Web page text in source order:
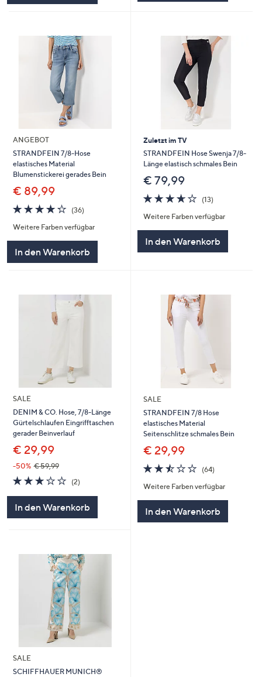
ANGEBOT
STRANDFEIN 7/8-Hose
elastisches Material
Blumenstickerei gerades Bein
€ 89,99
4.2
von
5
(36)36
Weitere Farben verfügbar
In den Warenkorb
Zuletzt im TV
STRANDFEIN Hose Swenja 7/8-
Länge elastisch schmales Bein
€ 79,99
3.6
von
5
(13)13
Weitere Farben verfügbar
In den Warenkorb
SALE
DENIM & CO. Hose, 7/8-Länge
Gürtelschlaufen Eingrifftaschen
gerader Beinverlauf
€ 29,99
-50% € 59,99
3.0
von
(2)2
In den Warenkorb
SALE
STRANDFEIN 7/8 Hose
elastisches Material
Seitenschlitze schmales Bein
€ 29,99
2.5
von
5
(64)64
Weitere Farben verfügbar
In den Warenkorb
SALE
SCHIFFHAUER MUNICH®